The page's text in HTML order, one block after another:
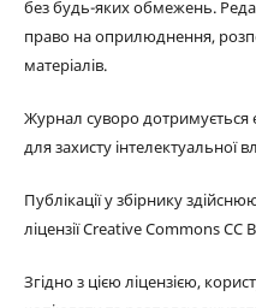
без будь-яких обмежень.
право на оприлюднення,
матеріалів.
Журнал суворо дотримується
для захисту інтелектуальної
Публікації у збірнику
ліцензії Creative Commons CC
Згідно з цією ліцензією,